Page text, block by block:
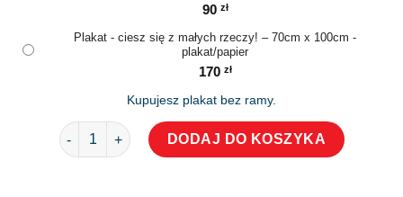
90 zł
Plakat - ciesz się z małych rzeczy! – 70cm x 100cm -
plakat/papier
170 zł
Kupujesz plakat bez ramy.
ilość Plakat - ciesz się z małych rzeczy!
DODAJ DO KOSZYKA